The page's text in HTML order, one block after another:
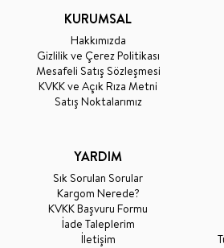
KURUMSAL
Hakkımızda
Gizlilik ve Çerez Politikası
Mesafeli Satış Sözleşmesi
KVKK ve Açık Rıza Metni
Satış Noktalarımız
YARDIM
Sık Sorulan Sorular
Kargom Nerede?
KVKK Başvuru Formu
İade Taleplerim
İletişim